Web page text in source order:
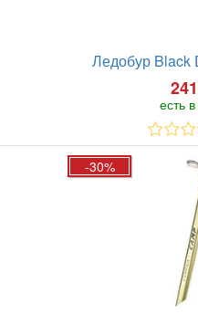
Ледобур Black
есть
-30%